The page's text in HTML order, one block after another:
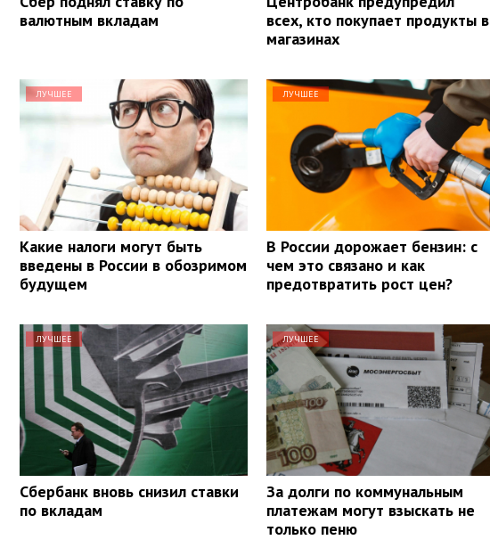
валютным вкладам
всех, кто покупает продукты в
магазинах
ЛУЧШЕЕ
Какие налоги могут быть
введены в России в обозримом
будущем
ЛУЧШЕЕ
В России дорожает бензин: с
чем это связано и как
предотвратить рост цен?
ЛУЧШЕЕ
Сбербанк вновь снизил ставки
по вкладам
ЛУЧШЕЕ
За долги по коммунальным
платежам могут взыскать не
только пеню